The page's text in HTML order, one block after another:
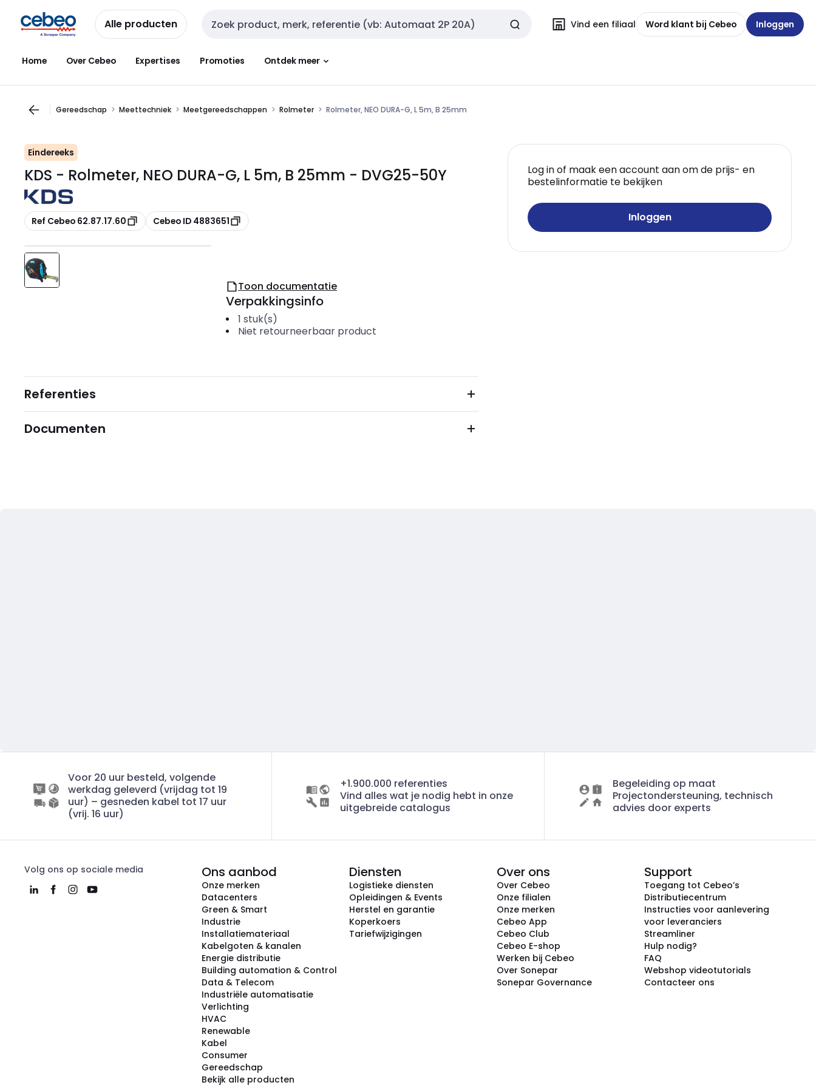
naar
navigatie
naar
inhoud
Alle producten Zoekveld invoer Vind een filiaal Word klant bij Cebeo Inloggen
Home Over Cebeo Expertises Promoties Ontdek meer
Gereedschap Meettechniek Meetgereedschappen Rolmeter Rolmeter, NEO DURA-G, L 5m, B 25mm
Eindereeks
KDS - Rolmeter, NEO DURA-G, L 5m, B 25mm - DVG25-50Y
Kopiëren
Ref Cebeo 62.87.17.60 Kopiëren
Cebeo ID 4883651
Log in of maak een account aan om de prijs- en
bestelinformatie te bekijken
Inloggen
Toon documentatie
Verpakkingsinfo
1 stuk(s)
Niet retourneerbaar product
Referenties
Documenten
Voor 20 uur besteld, volgende
werkdag geleverd (vrijdag tot 19
uur) – gesneden kabel tot 17 uur
(vrij. 16 uur)
+1.900.000 referenties
Vind alles wat je nodig hebt in onze
uitgebreide catalogus
Begeleiding op maat
Projectondersteuning, technisch
advies door experts
Volg ons op sociale media Ons aanbod
Onze merken
Datacenters
Green & Smart
Industrie
Installatiemateriaal
Kabelgoten & kanalen
Energie distributie
Building automation & Control
Data & Telecom
Industriële automatisatie
Verlichting
HVAC
Renewable
Kabel
Consumer
Gereedschap
Bekijk alle producten
Diensten
Logistieke diensten
Opleidingen & Events
Herstel en garantie
Koperkoers
Tariefwijzigingen
Over ons
Over Cebeo
Onze filialen
Onze merken
Cebeo App
Cebeo Club
Cebeo E-shop
Werken bij Cebeo
Over Sonepar
Sonepar Governance
Support
Toegang tot Cebeo’s
Distributiecentrum
Instructies voor aanlevering
voor leveranciers
Streamliner
Hulp nodig?
FAQ
Webshop videotutorials
Contacteer ons